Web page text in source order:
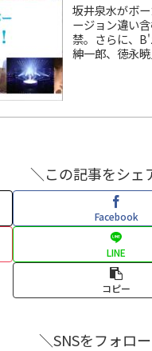
坂井泉水がボ
ージョン違い
禁。さらに、
紳一郎、徳永
＼この記事をシェ
Facebook
LINE
コピー
＼SNSをフォロ